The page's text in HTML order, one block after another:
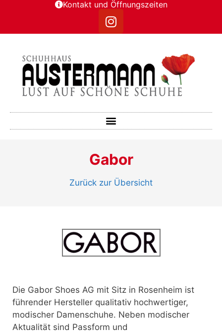
Kontakt und Öffnungszeiten
Gabor
Zurück zur Übersicht
Die Gabor Shoes AG mit Sitz in Rosenheim ist
führender Hersteller qualitativ hochwertiger,
modischer Damenschuhe. Neben modischer
Aktualität sind Passform und